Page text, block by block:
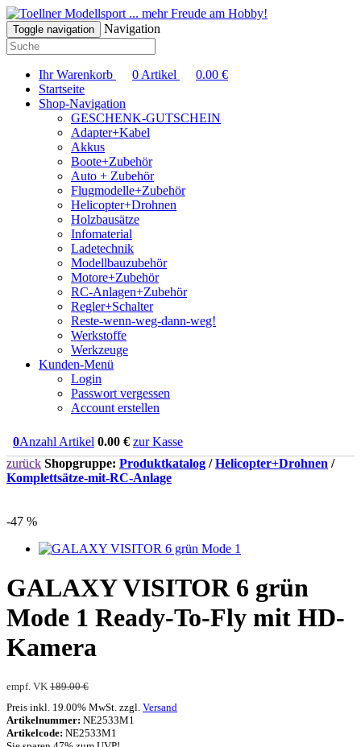
... mehr Freude am Hobby!
Toggle navigation Navigation
Ihr Warenkorb 0 Artikel 0.00 €
Startseite
Shop-Navigation
GESCHENK-GUTSCHEIN
Adapter+Kabel
Akkus
Boote+Zubehör
Auto + Zubehör
Flugmodelle+Zubehör
Helicopter+Drohnen
Holzbausätze
Infomaterial
Ladetechnik
Modellbauzubehör
Motore+Zubehör
RC-Anlagen+Zubehör
Regler+Schalter
Reste-wenn-weg-dann-weg!
Werkstoffe
Werkzeuge
Kunden-Menü
Login
Passwort vergessen
Account erstellen
0Anzahl Artikel 0.00 € zur Kasse
zurück Shopgruppe: Produktkatalog /Helicopter+Drohnen /
Komplettsätze-mit-RC-Anlage
-47 %
GALAXY VISITOR 6 grün
Mode 1 Ready-To-Fly mit HD-
Kamera
empf. VK 189.00 €
Preis inkl. 19.00% MwSt. zzgl. Versand
Artikelnummer: NE2533M1
Artikelcode: NE2533M1